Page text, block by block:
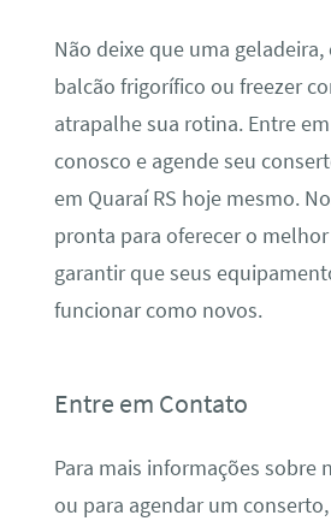
Não deixe que uma geladeira,
balcão frigorífico ou freezer
atrapalhe sua rotina. Entre
conosco e agende seu
em Quaraí RS hoje mesmo.
pronta para oferecer o
garantir que seus
funcionar como novos.
Entre em Contato
Para mais informações sobre
ou para agendar um